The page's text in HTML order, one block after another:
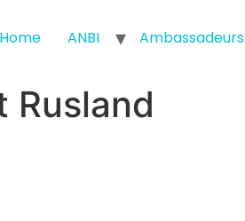
Home ANBI Ambassadeurs
Rusland